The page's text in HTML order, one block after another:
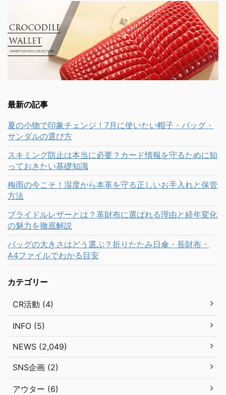
最新の記事
夏の小物で印象チェンジ！7月に使いたい帽子・バッグ・
サンダルの選び方
スキミング防止は本当に必要？カード情報を守るために知
っておきたい基礎知識
梅雨の今こそ！湿度から本革を守る正しいお手入れと保管
方法
ブライドルレザーとは？革財布に選ばれる理由と経年変化
の魅力を徹底解説
バッグの大きさはどう選ぶ？折りたたみ日傘・長財布・
A4ファイルでわかる目安
カテゴリー
CR活動 (4)
INFO (5)
NEWS (2,049)
SNS企画 (2)
アウター (6)